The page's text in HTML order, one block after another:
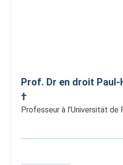
Prof. Dr en droit Paul-
†
Professeur à l’Universität de